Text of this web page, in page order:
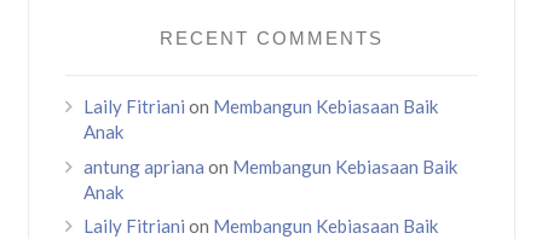
RECENT COMMENTS
Laily Fitriani on Membangun Kebiasaan Baik
Anak
antung apriana on Membangun Kebiasaan Baik
Anak
Laily Fitriani on Membangun Kebiasaan Baik